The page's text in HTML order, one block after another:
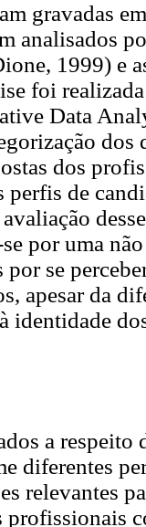
gravadas
analisados
1999) e
foi
Data
dos
dos
perfis de
por uma
por se
apesar da
identidade
a respeito
diferentes
relevantes
profissionais